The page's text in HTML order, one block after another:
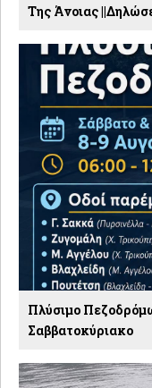
Της Άνοιας
Πλύσιμο
Σαββατοκύριακο